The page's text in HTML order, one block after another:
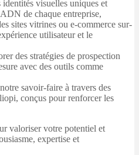
identités visuelles uniques et
de chaque entreprise,
sites vitrines ou e-commerce sur-
utilisateur et le
des stratégies de prospection
avec des outils comme
savoir-faire à travers des
conçus pour renforcer les
valoriser votre potentiel et
expertise et